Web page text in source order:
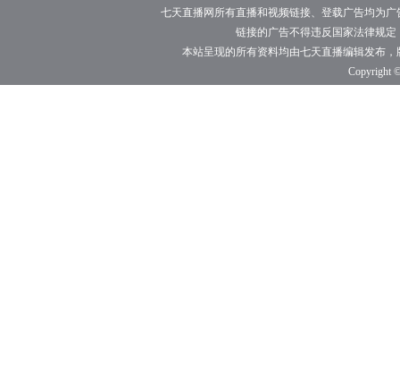
七天直播网所有直播和视频链接、登载广告均为
链接的广告不得违反国家法律规
本站呈现的所有资料均由七天直播编辑发布
Copyright